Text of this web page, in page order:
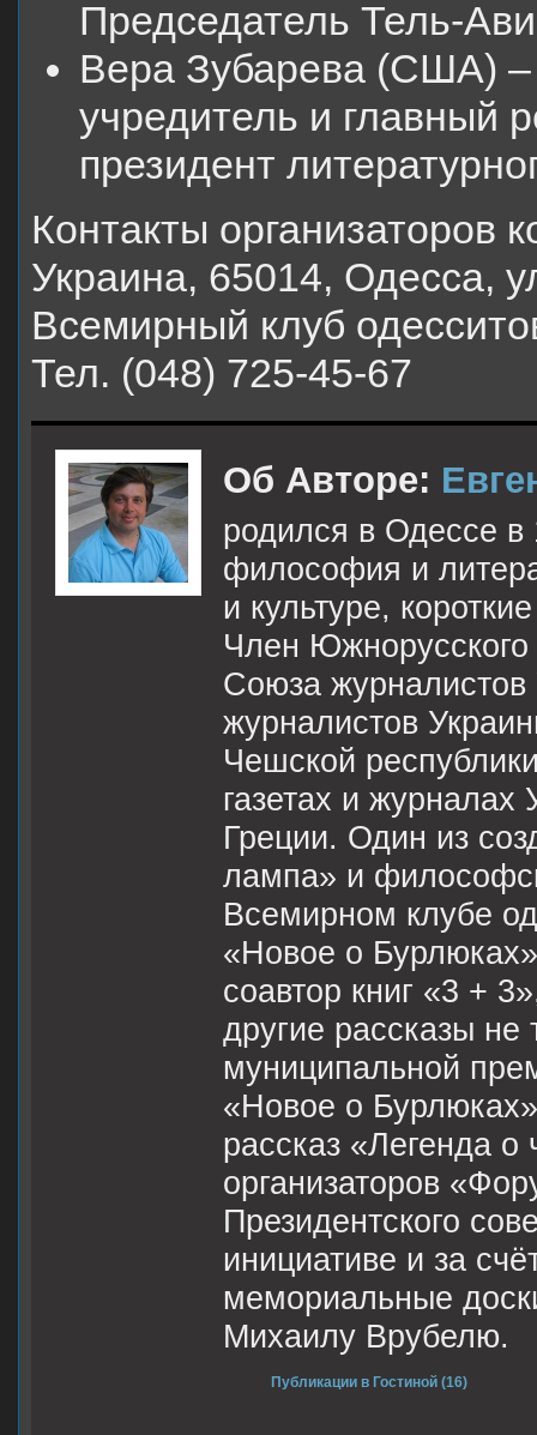
Председатель Тель-
Вера Зубарева (США) –
учредитель и главный
президент
Контакты организаторов
Украина, 65014, Одесса,
Всемирный клуб
Тел. (048) 725-45-67
Об Авторе:
родился в Одессе в
философия и
и культуре,
Член
Союза
журналистов
Чешской
газетах и
Греции. Один из
лампа» и
Всемирном клубе
«Новое о
соавтор книг «3 +
другие рассказы не
муниципальной
«Новое о
рассказ «Легенда
организаторов
Президентского
инициативе и за
мемориальные
Михаилу Врубелю.
Публикации в Гостиной (16)